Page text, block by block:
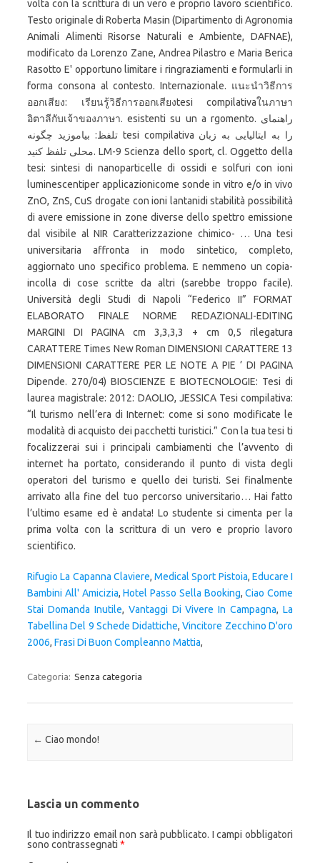
Rifugio La Capanna Claviere, Medical Sport Pistoia, Educare I
Bambini All' Amicizia,Hotel Passo Sella Booking,Ciao Come
Stai Domanda Inutile, Vantaggi Di Vivere In Campagna, La
Tabellina Del 9 Schede Didattiche,Vincitore Zecchino D'oro
2006, Frasi Di Buon Compleanno Mattia,
Categoria: Senza categoria
Navigazione articolo
← Ciao mondo!
Lascia un commento
Il tuo indirizzo email non sarà pubblicato. I campi obbligatori
sono contrassegnati *